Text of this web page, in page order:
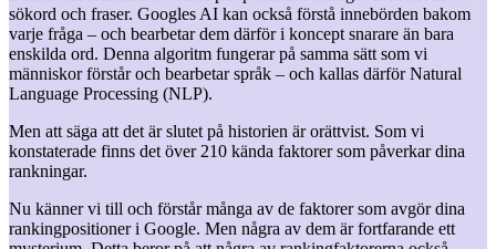
sökord och fraser. Googles AI kan också förstå innebörden bakom
varje fråga – och bearbetar dem därför i koncept snarare än bara
enskilda ord. Denna algoritm fungerar på samma sätt som vi
människor förstår och bearbetar språk – och kallas därför Natural
Language Processing (NLP).
Men att säga att det är slutet på historien är orättvist. Som vi
konstaterade finns det över 210 kända faktorer som påverkar dina
rankningar.
Nu känner vi till och förstår många av de faktorer som avgör dina
rankingpositioner i Google. Men några av dem är fortfarande ett